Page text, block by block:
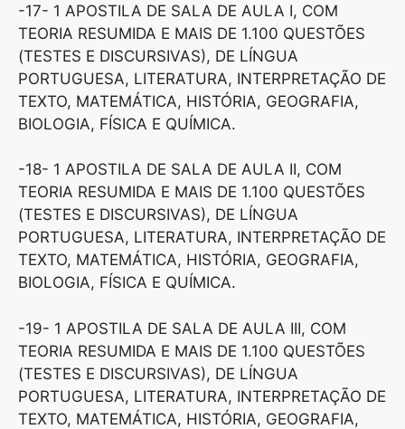
-17- 1 APOSTILA DE SALA DE AULA I, COM
TEORIA RESUMIDA E MAIS DE 1.100 QUESTÕES
(TESTES E DISCURSIVAS), DE LÍNGUA
PORTUGUESA, LITERATURA, INTERPRETAÇÃO DE
TEXTO, MATEMÁTICA, HISTÓRIA, GEOGRAFIA,
BIOLOGIA, FÍSICA E QUÍMICA.
-18- 1 APOSTILA DE SALA DE AULA II, COM
TEORIA RESUMIDA E MAIS DE 1.100 QUESTÕES
(TESTES E DISCURSIVAS), DE LÍNGUA
PORTUGUESA, LITERATURA, INTERPRETAÇÃO DE
TEXTO, MATEMÁTICA, HISTÓRIA, GEOGRAFIA,
BIOLOGIA, FÍSICA E QUÍMICA.
-19- 1 APOSTILA DE SALA DE AULA III, COM
TEORIA RESUMIDA E MAIS DE 1.100 QUESTÕES
(TESTES E DISCURSIVAS), DE LÍNGUA
PORTUGUESA, LITERATURA, INTERPRETAÇÃO DE
TEXTO, MATEMÁTICA, HISTÓRIA, GEOGRAFIA,